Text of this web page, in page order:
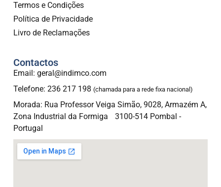
Termos e Condições
Política de Privacidade
Livro de Reclamações
Contactos
Email: geral@indimco.com
Telefone: 236 217 198 (chamada para a rede fixa nacional)
Morada: Rua Professor Veiga Simão, 9028, Armazém A,
Zona Industrial da Formiga 3100-514 Pombal -
Portugal